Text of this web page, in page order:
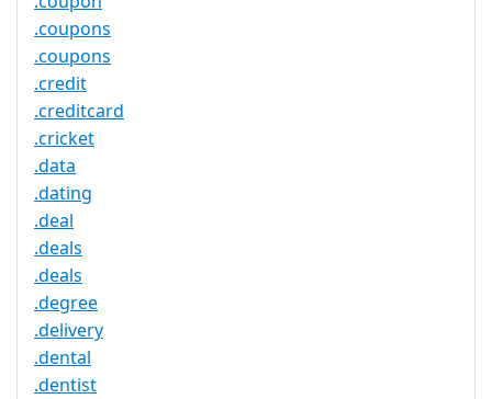
.coupons
.coupons
.credit
.creditcard
.cricket
.data
.dating
.deal
.deals
.deals
.degree
.delivery
.dental
.dentist